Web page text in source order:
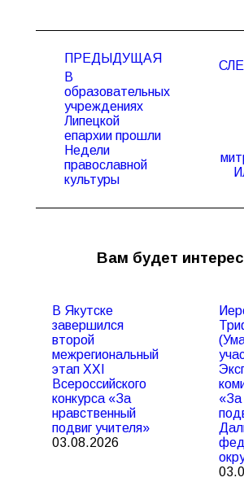
записям
ПРЕДЫДУЩАЯ
Предыдущая
запись:
В
образовательных
учреждениях
Липецкой
епархии прошли
Недели
православной
культуры
Вам будет
В Якутске
завершился
второй
межрегиональный
этап XXI
Всероссийского
конкурса «За
нравственный
подвиг учителя»
03.08.2026
«За